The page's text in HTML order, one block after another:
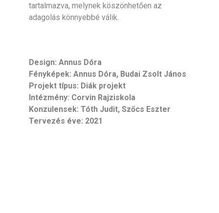
tartalmazva, melynek köszönhetően az
adagolás könnyebbé válik.
Design: Annus Dóra
Fényképek: Annus Dóra, Budai Zsolt János
Projekt típus: Diák projekt
Intézmény: Corvin Rajziskola
Konzulensek: Tóth Judit, Szőcs Eszter
Tervezés éve: 2021